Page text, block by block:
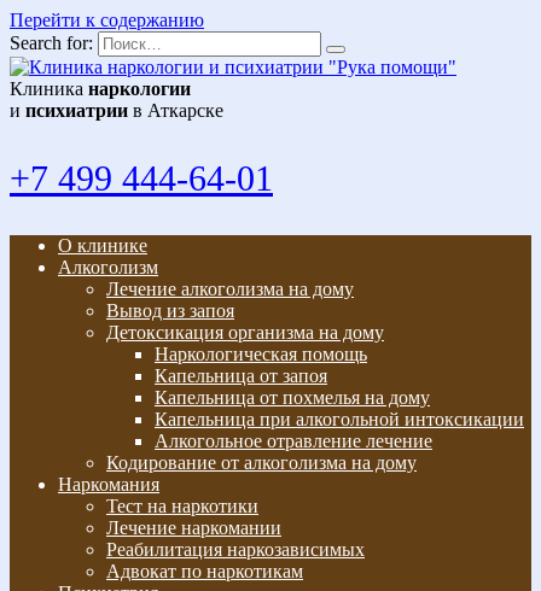
Перейти к содержанию
Search for:
Клиника наркологии
и психиатрии в Аткарске
+7 499 444-64-01
О клинике
Алкоголизм
Лечение алкоголизма на дому
Вывод из запоя
Детоксикация организма на дому
Наркологическая помощь
Капельница от запоя
Капельница от похмелья на дому
Капельница при алкогольной интоксикации
Алкогольное отравление лечение
Кодирование от алкоголизма на дому
Наркомания
Тест на наркотики
Лечение наркомании
Реабилитация наркозависимых
Адвокат по наркотикам